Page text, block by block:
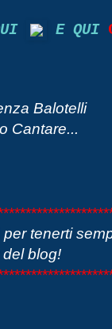
E QUI
Balotelli
Cantare...
per tenerti
blog!